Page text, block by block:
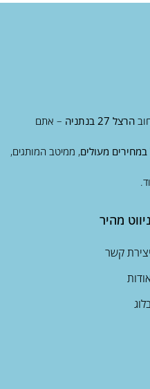
הרצל 27 בנתניה
– אתם
מעולים, ממיטב המותגים,
ניווט מהיר
יצירת קשר